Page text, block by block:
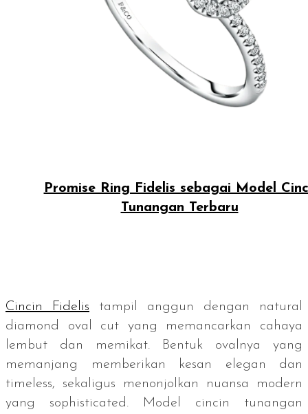
Promise Ring Fidelis sebagai Model
Tunangan Terbaru
Cincin Fidelis tampil anggun dengan natural
diamond oval cut yang memancarkan cahaya
lembut dan memikat. Bentuk ovalnya yang
memanjang memberikan kesan elegan dan
timeless, sekaligus menonjolkan nuansa modern
yang sophisticated . Model cincin tunangan